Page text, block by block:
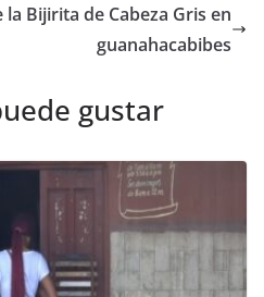
Bijirita de Cabeza Gris en
guanahacabibes
gustar